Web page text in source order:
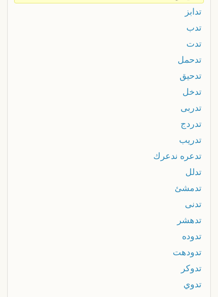
تدابز
تدب
تدت
تدحمل
تدحيق
تدخل
تدربى
تدردج
تدريب
تدعره ندعرك
تدلل
تدمشئ
تدنى
تدهشر
تدوده
تدودهت
تدوكر
تدوي